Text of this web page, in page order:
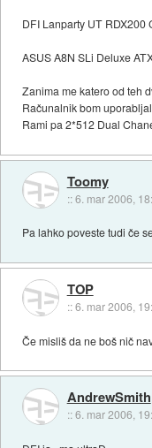
DFI Lanparty UT RDX200
ASUS A8N SLi Deluxe
Zanima me katero od teh
Računalnik bom
Rami pa 2*512 Dual
Toomy
::6. mar 2006,
Pa lahko poveste tudi če
TOP
::6. mar 2006,
Če misliš da ne boš nič
AndrewSmith
::6. mar 2006,